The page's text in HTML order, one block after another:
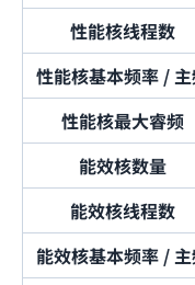
性能核线程数
性能核基本频率 /
性能核最大睿频
能效核数量
能效核线程数
能效核基本频率 /